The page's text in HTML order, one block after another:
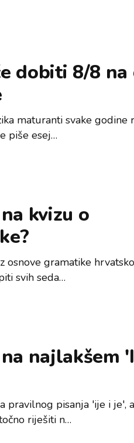
dobiti 8/8 na
maturanti svake godine
piše esej…
kvizu o
osnove gramatike
svih seda…
najlakšem
pravilnog pisanja 'ije i je', a
riješiti n…